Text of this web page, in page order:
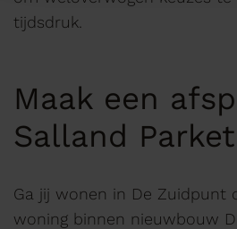
tijdsdruk.
Maak een
Salland Parket
Ga jij wonen in De Zuidpunt
woning binnen nieuwbouw